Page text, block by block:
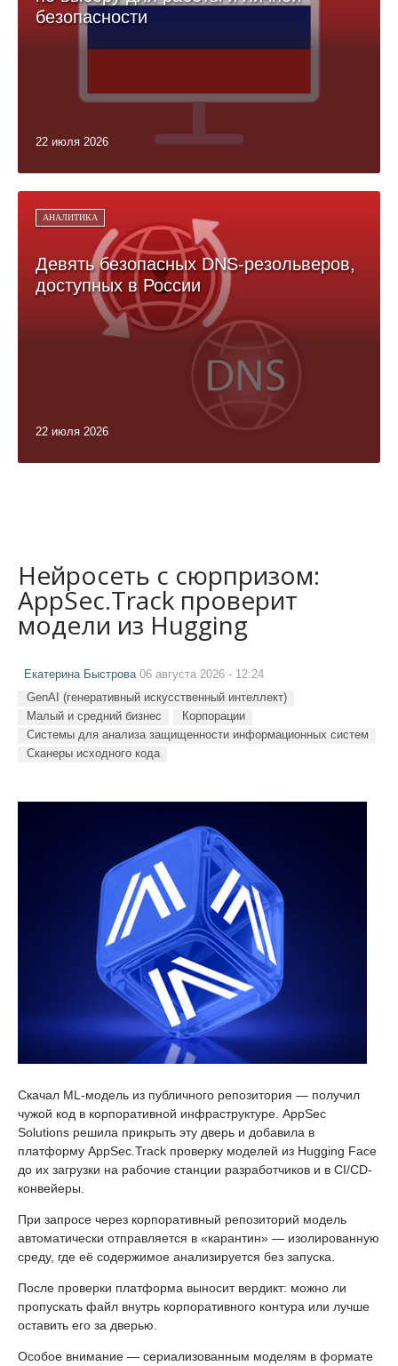
безопасности
22 июля 2026
АНАЛИТИКА
Девять безопасных DNS-резольверов,
доступных в России
22 июля 2026
Нейросеть с сюрпризом:
AppSec.Track проверит
модели из Hugging
Екатерина Быстрова 06 августа 2026 - 12:24
GenAI (генеративный искусственный интеллект)
Малый и средний бизнес
Корпорации
Системы для анализа защищенности информационных систем
Сканеры исходного кода
Скачал ML-модель из публичного репозитория — получил
чужой код в корпоративной инфраструктуре. AppSec
Solutions решила прикрыть эту дверь и добавила в
платформу AppSec.Track проверку моделей из Hugging Face
до их загрузки на рабочие станции разработчиков и в CI/CD-
конвейеры.
При запросе через корпоративный репозиторий модель
автоматически отправляется в «карантин» — изолированную
среду, где её содержимое анализируется без запуска.
После проверки платформа выносит вердикт: можно ли
пропускать файл внутрь корпоративного контура или лучше
оставить его за дверью.
Особое внимание — сериализованным моделям в формате